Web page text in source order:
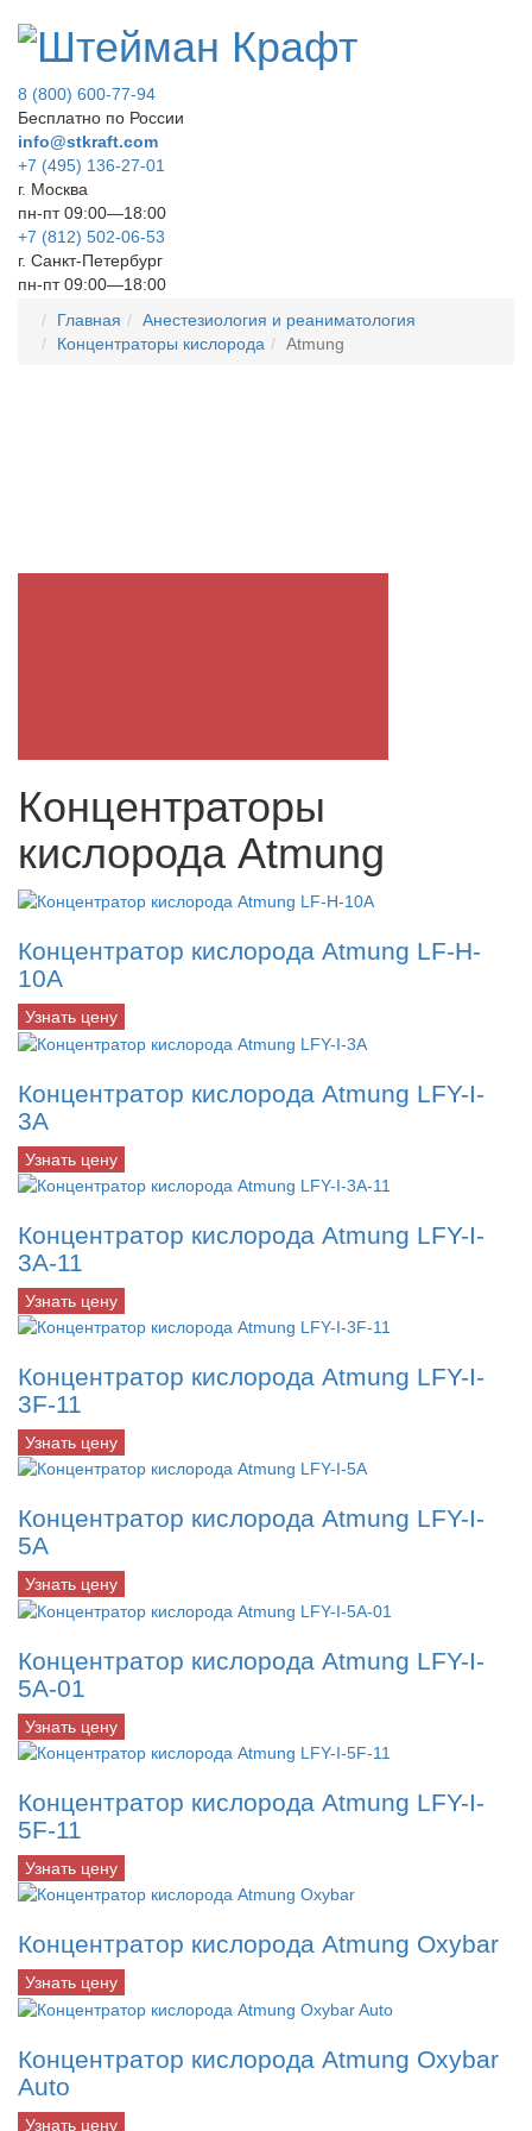
8 (800) 600-77-94
Бесплатно по России
info@stkraft.com
+7 (495) 136-27-01
г. Москва
пн-пт 09:00—18:00
+7 (812) 502-06-53
г. Санкт-Петербург
пн-пт 09:00—18:00
Главная
Анестезиология и реаниматология
Концентраторы кислорода
Atmung
Концентраторы
кислорода Atmung
Концентратор кислорода Atmung LF-H-
10A
Узнать цену
Концентратор кислорода Atmung LFY-I-
3A
Узнать цену
Концентратор кислорода Atmung LFY-I-
3A-11
Узнать цену
Концентратор кислорода Atmung LFY-I-
3F-11
Узнать цену
Концентратор кислорода Atmung LFY-I-
5A
Узнать цену
Концентратор кислорода Atmung LFY-I-
5A-01
Узнать цену
Концентратор кислорода Atmung LFY-I-
5F-11
Узнать цену
Концентратор кислорода Atmung Oxybar
Узнать цену
Концентратор кислорода Atmung Oxybar
Auto
Узнать цену